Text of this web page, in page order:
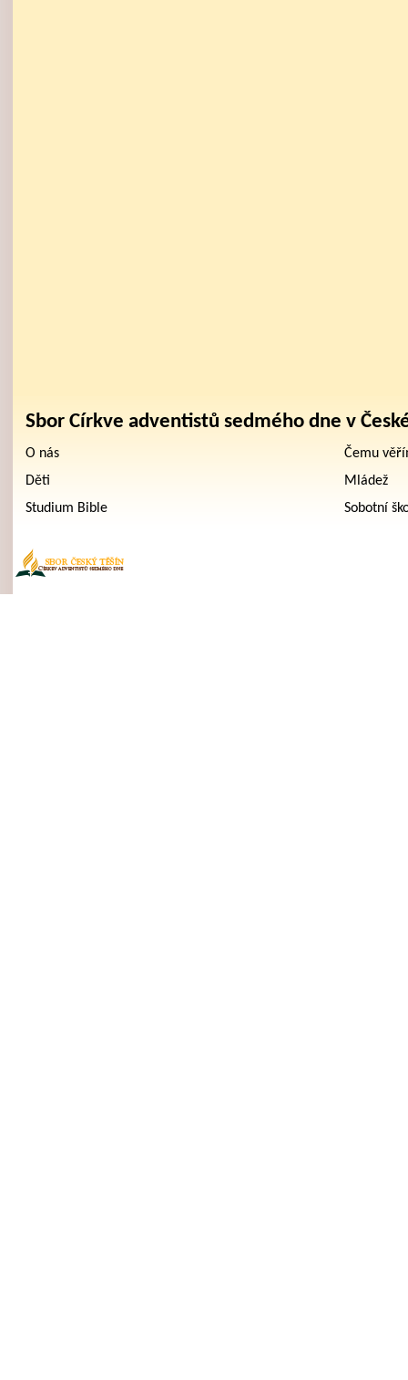
Sbor Církve adventistů sedmého dne v
O nás
Čemu
Děti
Mládež
Studium Bible
Sobotní